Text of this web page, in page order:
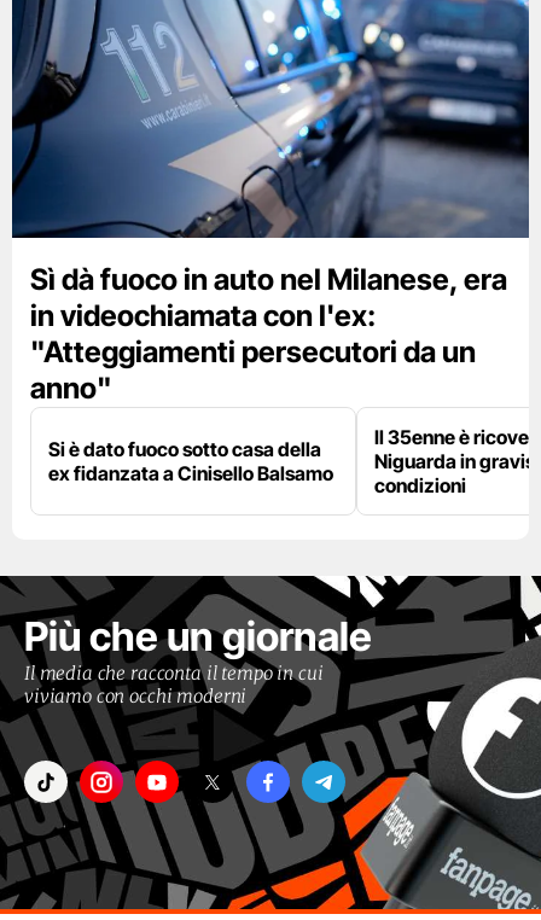
Sì dà fuoco in auto nel Milanese, era
in videochiamata con l'ex:
"Atteggiamenti persecutori da un
anno"
Si è dato fuoco sotto casa della
ex fidanzata a Cinisello Balsamo
Il 35enne è
Niguarda in
condizioni
Più che un giornale
Il media che racconta il tempo in cui
viviamo con occhi moderni